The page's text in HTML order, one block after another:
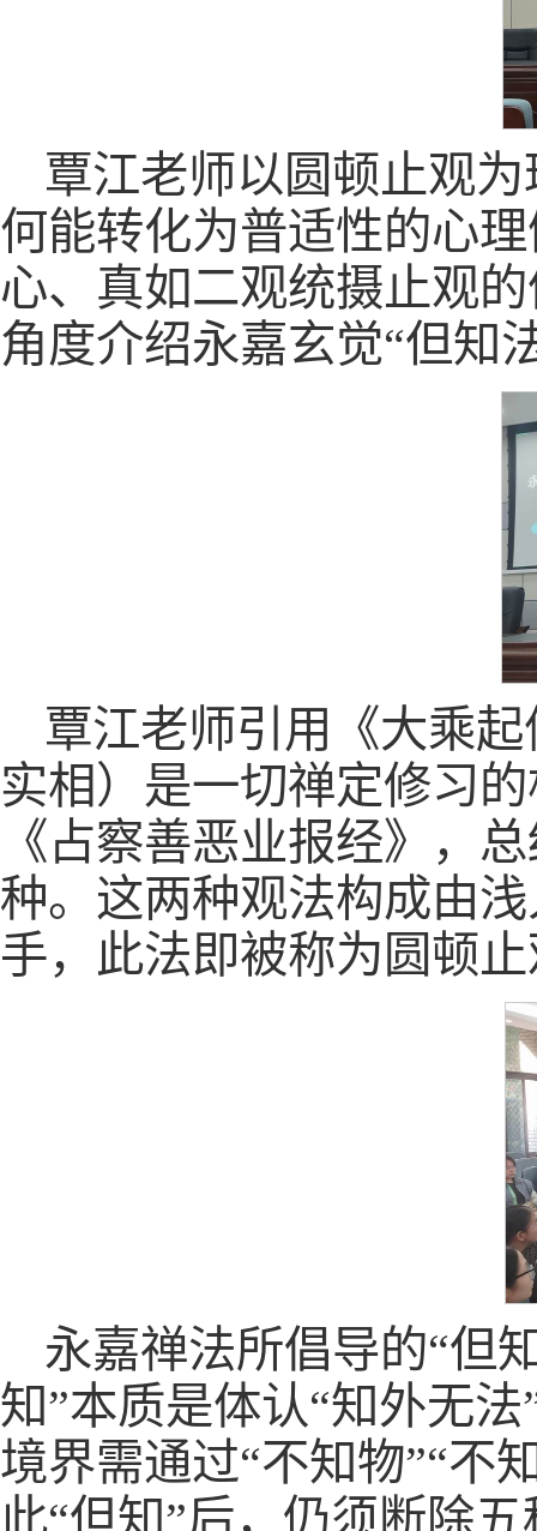
覃江老师以圆顿止观
何能转化为普适性的心
心、真如二观统摄止观
角度介绍永嘉玄觉“但知
覃江老师引用《大乘
实相）是一切禅定修习
《占察善恶业报经》，
种。这两种观法构成由
手，此法即被称为圆顿
永嘉禅法所倡导的“但
知”本质是体认“知外无
境界需通过“不知物”“不
此“但知”后，仍须断除